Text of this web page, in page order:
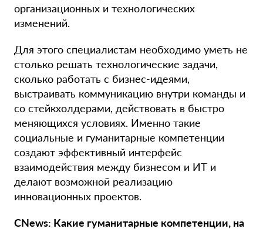
организационных и технологических
изменений.
Для этого специалистам необходимо уметь не
столько решать технологические задачи,
сколько работать с бизнес-идеями,
выстраивать коммуникацию внутри команды и
со стейкхолдерами, действовать в быстро
меняющихся условиях. Именно такие
социальные и гуманитарные компетенции
создают эффективный интерфейс
взаимодействия между бизнесом и ИТ и
делают возможной реализацию
инновационных проектов.
CNews: Какие гуманитарные компетенции, на